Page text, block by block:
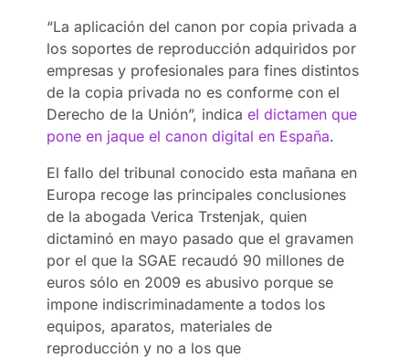
“La aplicación del canon por copia privada a
los soportes de reproducción adquiridos por
empresas y profesionales para fines distintos
de la copia privada no es conforme con el
Derecho de la Unión”, indicael dictamen que
pone en jaque el canon digital en España.
El fallo del tribunal conocido esta mañana en
Europa recoge las principales conclusiones
de la abogada Verica Trstenjak, quien
dictaminó en mayo pasado que el gravamen
por el que la SGAE recaudó 90 millones de
euros sólo en 2009 es abusivo porque se
impone indiscriminadamente a todos los
equipos, aparatos, materiales de
reproducción y no a los que